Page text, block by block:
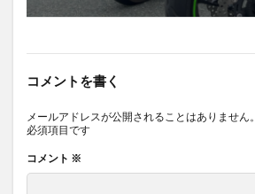
コメントを書く
メールアドレスが公開されることはありません。
必須項目です
コメント ※